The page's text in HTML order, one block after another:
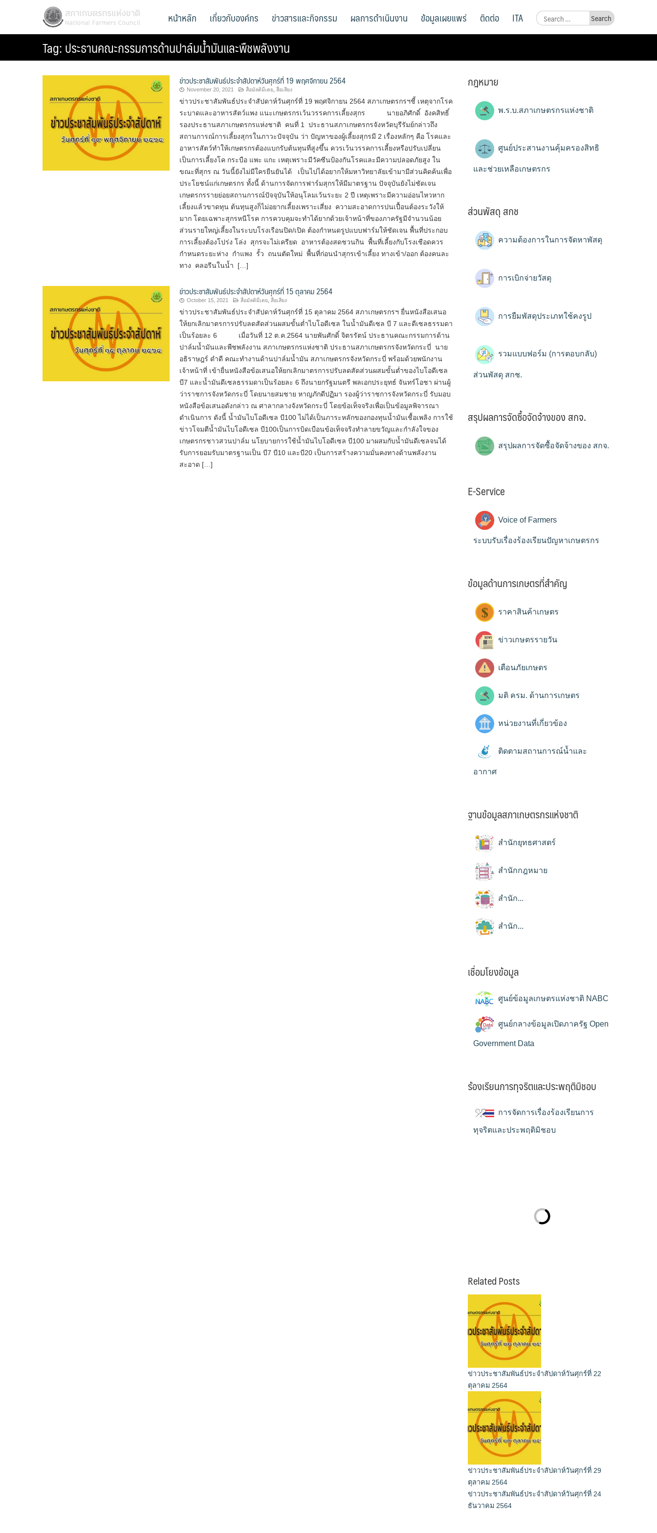
สภาเกษตรกรแห่งชาติ
National Farmers Council
Search
for:
หน้าหลัก เกี่ยวกับองค์กร ข่าวสารและกิจกรรม ผลการดำเนินงาน ข้อมูลเผยแพร่ ติดต่อ ITA
Tag:ประธานคณะกรรมการด้านปาล์มน้ำมันและพืชพลังงาน
ข่าวประชาสัมพันธ์ประจำสัปดาห์วันศุกร์ที่ 19 พฤศจิกายน 2564
November 20, 2021 สื่อมัลติมีเดย, สื่อเสียง
ข่าวประชาสัมพันธ์ประจำสัปดาห์วันศุกร์ที่ 19 พฤศจิกายน 2564 สภาเกษตรกรฯชี้ เหตุจากโรค
ระบาดและอาหารสัตว์แพง แนะเกษตรกรเว้นวรรคการเลี้ยงสุกร นายอภิศักดิ์ อังคสิทธิ์
รองประธานสภาเกษตรกรแห่งชาติ คนที่ 1 ประธานสภาเกษตรกรจังหวัดบุรีรัมย์กล่าวถึง
สถานการณ์การเลี้ยงสุกรในภาวะปัจจุบัน ว่า ปัญหาของผู้เลี้ยงสุกรมี 2 เรื่องหลักๆ คือ โรคและ
อาหารสัตว์ทำให้เกษตรกรต้องแบกรับต้นทุนที่สูงขึ้น ควรเว้นวรรคการเลี้ยงหรือปรับเปลี่ยน
เป็นการเลี้ยงโค กระบือ แพะ แกะ เหตุเพราะมีวัคซีนป้องกันโรคและมีความปลอดภัยสูง ใน
ขณะที่สุกร ณ วันนี้ยังไม่มีใครยืนยันได้ เป็นไปได้อยากให้มหาวิทยาลัยเข้ามามีส่วนคิดค้นเพื่อ
ประโยชน์แก่เกษตรกร ทั้งนี้ ด้านการจัดการฟาร์มสุกรให้มีมาตรฐาน ปัจจุบันยังไม่ชัดเจน
เกษตรกรรายย่อยสถานการณ์ปัจจุบันให้อนุโลมเว้นระยะ 2 ปี เหตุเพราะมีความอ่อนไหวหาก
เลี้ยงแล้วขาดทุน ต้นทุนสูงก็ไม่อยากเลี้ยงเพราะเสี่ยง ความสะอาดการปนเปื้อนต้องระวังให้
มาก โดยเฉพาะสุกรหนีโรค การควบคุมจะทำได้ยากด้วยเจ้าหน้าที่ของภาครัฐมีจำนวนน้อย
ส่วนรายใหญ่เลี้ยงในระบบโรงเรือนปิด/เปิด ต้องกำหนดรูปแบบฟาร์มให้ชัดเจน พื้นที่ประกอบ
การเลี้ยงต้องโปร่ง โล่ง สุกรจะไม่เครียด อาหารต้องสดชวนกิน พื้นที่เลี้ยงกับโรงเชือดควร
กำหนดระยะห่าง กำแพง รั้ว ถนนตัดใหม่ พื้นที่ก่อนนำสุกรเข้าเลี้ยง ทางเข้า/ออก ต้องคนละ
ทาง คลอรีนในน้ำ […]
ข่าวประชาสัมพันธ์ประจำสัปดาห์วันศุกร์ที่ 15 ตุลาคม 2564
October 15, 2021 สื่อมัลติมีเดย, สื่อเสียง
ข่าวประชาสัมพันธ์ประจำสัปดาห์วันศุกร์ที่ 15 ตุลาคม 2564 สภาเกษตรกรฯ ยื่นหนังสือเสนอ
ให้ยกเลิกมาตรการปรับลดสัดส่วนผสมขั้นต่ำไบโอดีเซล ในน้ำมันดีเซล บี 7 และดีเซลธรรมดา
เป็นร้อยละ 6 เมื่อวันที่ 12 ต.ค.2564 นายพันศักดิ์ จิตรรัตน์ ประธาน​คณะกรรมการด้าน
ปาล์มน้ำมันและพืชพลังงาน​ สภา​เกษตรกร​แห่งชาติ​ ประธานสภาเกษตรกรจังหวัดกระบี่ นาย
อธิราษฎร์ ดำดี คณะทำงานด้านปาล์มน้ำมัน สภาเกษตรกรจังหวัดกระบี่​ พร้อมด้วยพนักงาน​
เจ้าหน้าที่​ เข้ายื่นหนังสือข้อเสนอให้ยกเลิกมาตรการปรับลดสัดส่วนผสมขั้นต่ำของไบโอดีเซล
บี7 และน้ำมันดีเซลธรรมดาเป็นร้อยละ 6 ถึงนายกรัฐมนตรี พลเอกประยุทธ์ จันทร์โอชา ผ่านผู้
ว่าราชการจังหวัดกระบี่ โดยนายสมชาย หาญภักดีปฏิมา รองผู้ว่าราชการจังหวัดกระบี่ รับมอบ
หนังสือข้อเสนอดังกล่าว​ ณ ศาลากลางจังหวัดกระบี่ โดยข้อเท็จจริงเพื่อเป็นข้อมูลพิจารณา
ดำเนินการ ดังนี้ น้ำมันไบโอดีเซล บี100 ไม่ได้เป็นภาระหลักของกองทุนน้ำมันเชื้อเพลิง การใช้
ข่าวโจมตีน้ำมันไบโอดีเซล บี100​เป็นการบิดเบือนข้อเท็จจริงทำลายขวัญและกำลังใจของ
เกษตรกรชาวสวนปาล์ม นโยบายการใช้น้ำมันไบโอดีเซล บี100 มาผสมกับน้ำมันดีเซลจนได้
รับการยอมรับมาตรฐานเป็น บี7 บี10 และบี20 เป็นการสร้างความมั่นคงทางด้านพลังงาน
สะอาด […]
กฎหมาย
พ.ร.บ.สภาเกษตรกรแห่งชาติ
ศูนย์ประสานงานคุ้มครองสิทธิ
และช่วยเหลือเกษตรกร
ส่วนพัสดุ สกช
ความต้องการในการจัดหาพัสดุ
การเบิกจ่ายวัสดุ
การยืมพัสดุประเภทใช้คงรูป
รวมแบบฟอร์ม (การตอบกลับ)
ส่วนพัสดุ สกช.
สรุปผลการจัดซื้อจัดจ้างของ สกจ.
สรุปผลการจัดซื้อจัดจ้างของ สกจ.
E-Service
Voice of Farmers
ระบบรับเรื่องร้องเรียนปัญหาเกษตรกร
ข้อมูลด้านการเกษตรที่สำคัญ
ราคาสินค้าเกษตร
ข่าวเกษตรรายวัน
เตือนภัยเกษตร
มติ ครม. ด้านการเกษตร
หน่วยงานที่เกี่ยวข้อง
ติดตามสถานการณ์น้ำและ
อากาศ
ฐานข้อมูลสภาเกษตรกรแห่งชาติ
สำนักยุทธศาสตร์
สำนักกฎหมาย
สำนัก...
สำนัก...
เชื่อมโยงข้อมูล
ศูนย์ข้อมูลเกษตรแห่งชาติ NABC
ศูนย์กลางข้อมูลเปิดภาครัฐ Open
Government Data
ร้องเรียนการทุจริตและประพฤติมิชอบ
การจัดการเรื่องร้องเรียนการ
ทุจริตและประพฤติมิชอบ
Related Posts
ข่าวประชาสัมพันธ์ประจำสัปดาห์วันศุกร์ที่ 22
ตุลาคม 2564
ข่าวประชาสัมพันธ์ประจำสัปดาห์วันศุกร์ที่ 29
ตุลาคม 2564
ข่าวประชาสัมพันธ์ประจำสัปดาห์วันศุกร์ที่ 24
ธันวาคม 2564